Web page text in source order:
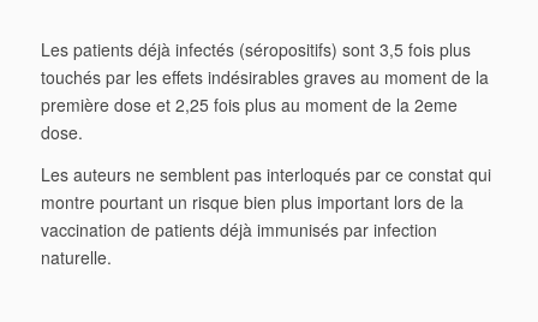
Les patients déjà infectés (séropositifs) sont 3,5 fois plus
touchés par les effets indésirables graves au moment de la
première dose et 2,25 fois plus au moment de la 2eme
dose.
Les auteurs ne semblent pas interloqués par ce constat qui
montre pourtant un risque bien plus important lors de la
vaccination de patients déjà immunisés par infection
naturelle.